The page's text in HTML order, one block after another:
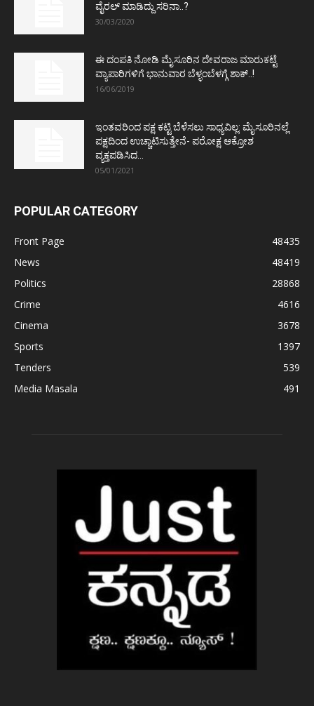
ವೈರಲ್ ಮಾಡಿದ್ದು ಸರಿನಾ..?
30/03/2020
ಈ ದಂಪತಿ ನೋಡಿ ಮೈಸೂರಿನ ದೇವರಾಜ ಮಾರುಕಟ್ಟೆ
ವ್ಯಾಪಾರಿಗಳಿಗೆ ಭಾನುವಾರ ಬೆಳ್ಳಂಬೆಳಗ್ಗೆ ಶಾಕ್..!
16/06/2019
ಇಂತವರಿಂದ ಪಕ್ಷ ಕಟ್ಟಿ ಬೆಳೆಸಲು ಸಾಧ್ಯವಿಲ್ಲ: ಮೈಸೂರಿನಲ್ಲೆ
ಪಕ್ಷದಿಂದ ಉಚ್ಚಾಟಿಸುತ್ತೇನೆ- ಪರೋಕ್ಷ ಆಕ್ರೋಶ
ವ್ಯಕ್ತಪಡಿಸಿದ...
05/01/2021
POPULAR CATEGORY
Front Page
48435
News
48419
Politics
28868
Crime
4616
Cinema
3678
Sports
1397
Tenders
539
Media Masala
491